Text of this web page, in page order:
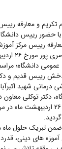
رییس مرکز
اردیبهشت ماه برگزار شد.
دانشگاه؛
رییس قدیم و
درمانی شهید
دکتر توکلی
پرسنل چهارشنبه ۲۶
گردید.
تبریک حلول ماه
های دینی،